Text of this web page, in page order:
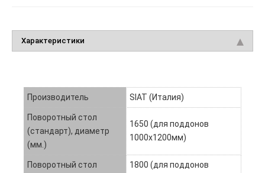
Характеристики
Производитель SIAT (Италия)
Поворотный стол
(стандарт), диаметр
(мм.)
1650 (для поддонов
1000х1200мм)
Поворотный стол
1800 (для поддонов